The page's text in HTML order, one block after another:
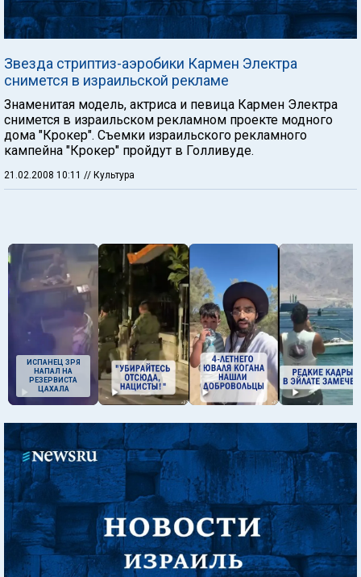
Звезда стриптиз-аэробики Кармен Электра
снимется в израильской рекламе
Знаменитая модель, актриса и певица Кармен Электра
снимется в израильском рекламном проекте модного
дома "Крокер". Съемки израильского рекламного
кампейна "Крокер" пройдут в Голливуде.
21.02.2008 10:11 // Культура
ИСПАНЕЦ ЗРЯ
НАПАЛ НА
РЕЗЕРВИСТА
ЦАХАЛА